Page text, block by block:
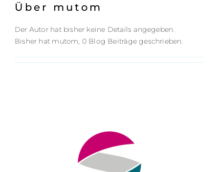
Über mutom
Der Autor hat bisher keine Details angegeben.
Bisher hat mutom, 0 Blog Beiträge geschrieben.